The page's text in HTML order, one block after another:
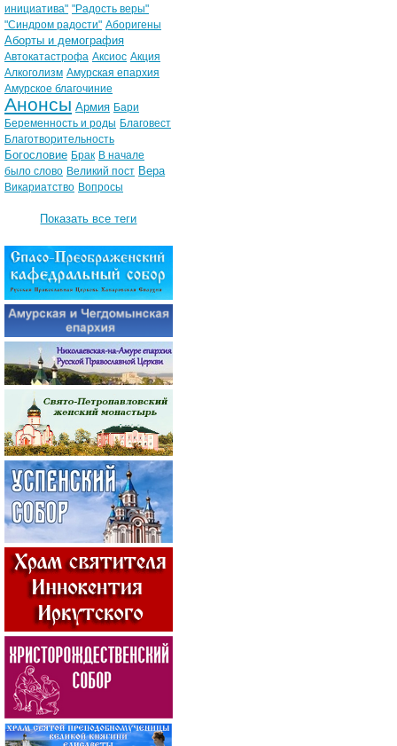
инициатива" "Радость веры"
"Синдром радости" Аборигены
Аборты и демография
Автокатастрофа Аксиос Акция
Алкоголизм Амурская епархия
Амурское благочиние
Анонсы Армия Бари
Беременность и роды Благовест
Благотворительность
Богословие Брак В начале
было слово Великий пост Вера
Викариатство Вопросы
Показать все теги